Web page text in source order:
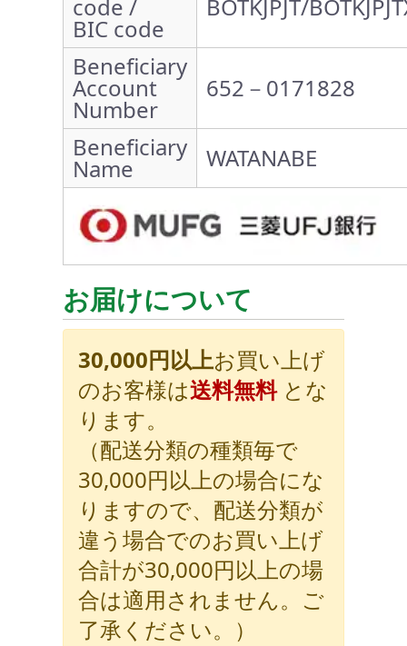
code /
BIC code
BOTKJPJT/
Beneficiary
Account
Number
652－0171828
Beneficiary
Name WATANABE
お届けについて
30,000円以上お買い上げ
のお客様は送料無料とな
ります。
（配送分類の種類毎で
30,000円以上の場合にな
りますので、配送分類が
違う場合でのお買い上げ
合計が30,000円以上の場
合は適用されません。ご
了承ください。）